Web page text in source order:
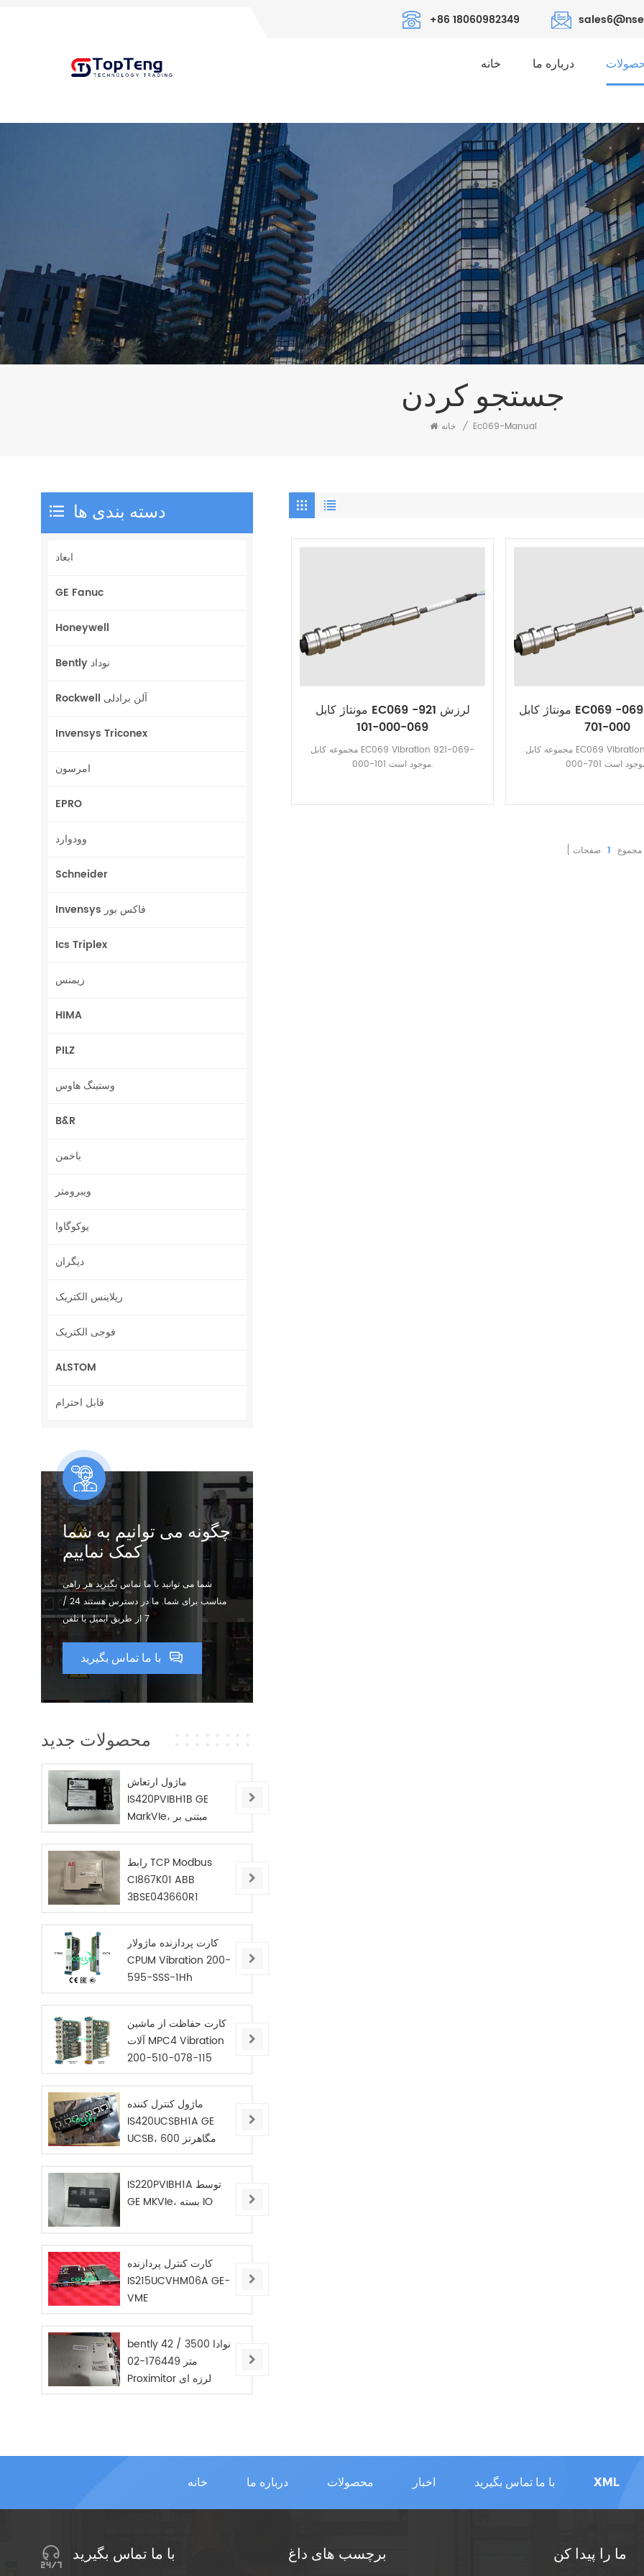
+86 18060982349
خانه درباره ما
جستجو کردن
خانه / Ec069-Manual
مونتاژ کابل EC069 لرزش 921-
069-000-101
مجموعه کابل EC069 Vibration 921-069-
000-101 موجود است.
مونتاژ کابل EC069 ویبره 921-069-
000-701
مجموعه کابل EC069 Vibration 921-069-
مجموع 1 صفحات
دسته بندی ها
ابعاد
GE Fanuc
Honeywell
Bently نوداد
Rockwell آلن برادلی
Invensys Triconex
امرسون
EPRO
وودوارد
Schneider
Invensys فاکس بور
Ics Triplex
زیمنس
HIMA
PILZ
وستینگ هاوس
B&R
باخمن
ویبرومتر
یوکوگاوا
دیگران
ریلاینس الکتریک
فوجی الکتریک
ALSTOM
قابل احترام
چگونه می توانیم به شما
کمک نماییم
شما می توانید با ما تماس بگیرید هر راهی
مناسب برای شما. ما در دسترس هستند 24 /
7 از طریق ایمیل یا تلفن
با ما تماس بگیرید
محصولات جدید
ماژول ارتعاش
IS420PVIBH1B GE
MarkVIe، مبتنی بر
رابط TCP Modbus
CI867K01 ABB
3BSE043660R1
کارت پردازنده ماژولار
CPUM Vibration 200-
595-SSS-1Hh
کارت حفاظت از ماشین
آلات MPC4 Vibration
200-510-078-115
ماژول کنترل کننده
IS420UCSBH1A GE
UCSB، 600 مگاهرتز
IS220PVIBH1A توسط
GE MKVIe، بسته IO
کارت کنترل پردازنده
IS215UCVHM06A GE-
VME
bently نوادا 3500 / 42
متر 176449-02
Proximitor لرزه ای
خانه درباره ما محصولات اخبار با ما تماس بگیرید XML
با ما تماس بگیرید برچسب های داغ ما را پیدا کن